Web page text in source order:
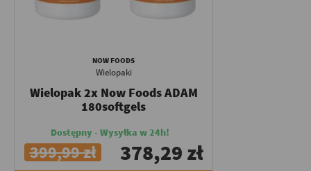
NOW FOODS
Wielopaki
Wielopak 2x Now Foods ADAM
180softgels
Dostępny - Wysyłka w 24h!
399,99 zł 378,29 zł